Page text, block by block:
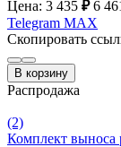
Цена: 3 435 ₽ 6
Telegram MAX
Скопировать
В корзину
Распродажа
(2)
Комплект выноса